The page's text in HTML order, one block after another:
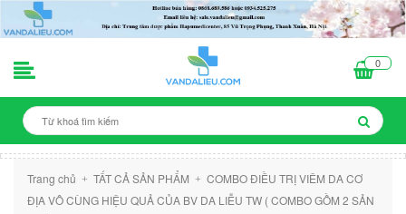
0
Trang chủ + TẤT CẢ SẢN PHẨM + COMBO ĐIỀU TRỊ VIÊM DA CƠ
ĐỊA VÔ CÙNG HIỆU QUẢ CỦA BV DA LIỄU TW ( COMBO GỒM 2 SẢN